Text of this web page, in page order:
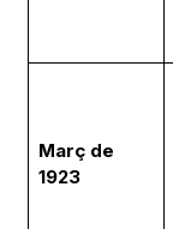
Març de
1923